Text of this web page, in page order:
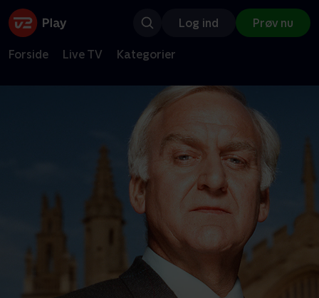
Log ind Prøv nu
Forside Live TV Kategorier